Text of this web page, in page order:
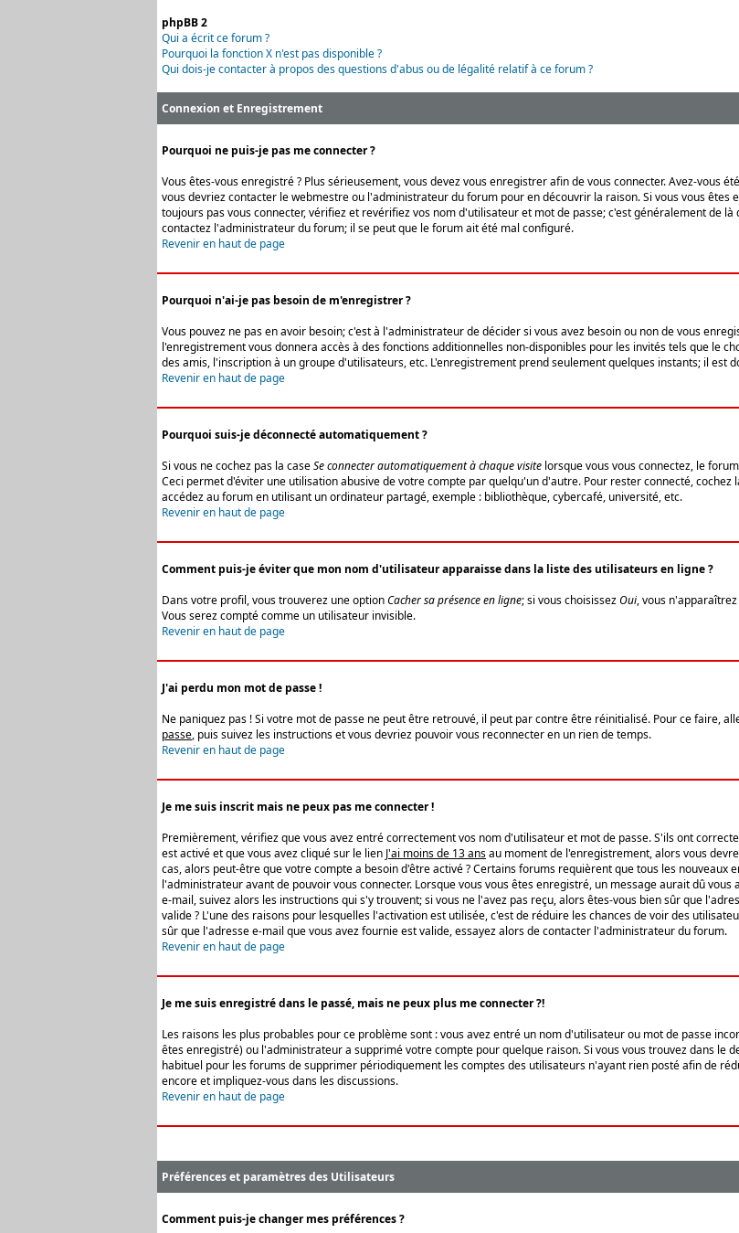
phpBB 2
Qui a écrit ce forum ?
Pourquoi la fonction X n'est pas disponible ?
Qui dois-je contacter à propos des questions d'abus ou de légalité relatif à ce forum ?
Connexion et Enregistrement
Pourquoi ne puis-je pas me connecter ?
Vous êtes-vous enregistré ? Plus sérieusement, vous devez vous enregistrer afin de vous connecter. Avez-vous
vous devriez contacter le webmestre ou l'administrateur du forum pour en découvrir la raison. Si vous vous êtes
toujours pas vous connecter, vérifiez et revérifiez vos nom d'utilisateur et mot de passe; c'est généralement de
contactez l'administrateur du forum; il se peut que le forum ait été mal configuré.
Revenir en haut de page
Pourquoi n'ai-je pas besoin de m'enregistrer ?
Vous pouvez ne pas en avoir besoin; c'est à l'administrateur de décider si vous avez besoin ou non de vous
l'enregistrement vous donnera accès à des fonctions additionnelles non-disponibles pour les invités tels que le
des amis, l'inscription à un groupe d'utilisateurs, etc. L'enregistrement prend seulement quelques instants; il est
Revenir en haut de page
Pourquoi suis-je déconnecté automatiquement ?
Si vous ne cochez pas la caseSe connecter automatiquement à chaque visite lorsque vous vous connectez, le
Ceci permet d'éviter une utilisation abusive de votre compte par quelqu'un d'autre. Pour rester connecté, cochez
accédez au forum en utilisant un ordinateur partagé, exemple : bibliothèque, cybercafé, université, etc.
Revenir en haut de page
Comment puis-je éviter que mon nom d'utilisateur apparaisse dans la liste des utilisateurs en ligne ?
Dans votre profil, vous trouverez une optionCacher sa présence en ligne; si vous choisissezOui, vous
Vous serez compté comme un utilisateur invisible.
Revenir en haut de page
J'ai perdu mon mot de passe !
Ne paniquez pas ! Si votre mot de passe ne peut être retrouvé, il peut par contre être réinitialisé. Pour ce faire,
passe, puis suivez les instructions et vous devriez pouvoir vous reconnecter en un rien de temps.
Revenir en haut de page
Je me suis inscrit mais ne peux pas me connecter !
Premièrement, vérifiez que vous avez entré correctement vos nom d'utilisateur et mot de passe. S'ils ont
est activé et que vous avez cliqué sur le lien J'ai moins de 13 ansau moment de l'enregistrement, alors vous
cas, alors peut-être que votre compte a besoin d'être activé ? Certains forums requièrent que tous les
l'administrateur avant de pouvoir vous connecter. Lorsque vous vous êtes enregistré, un message aurait dû
e-mail, suivez alors les instructions qui s'y trouvent; si vous ne l'avez pas reçu, alors êtes-vous bien sûr que
valide ? L'une des raisons pour lesquelles l'activation est utilisée, c'est de réduire les chances de voir des
sûr que l'adresse e-mail que vous avez fournie est valide, essayez alors de contacter l'administrateur du forum.
Revenir en haut de page
Je me suis enregistré dans le passé, mais ne peux plus me connecter ?!
Les raisons les plus probables pour ce problème sont : vous avez entré un nom d'utilisateur ou mot de passe
êtes enregistré) ou l'administrateur a supprimé votre compte pour quelque raison. Si vous vous trouvez dans le
habituel pour les forums de supprimer périodiquement les comptes des utilisateurs n'ayant rien posté afin de
encore et impliquez-vous dans les discussions.
Revenir en haut de page
Préférences et paramètres des Utilisateurs
Comment puis-je changer mes préférences ?